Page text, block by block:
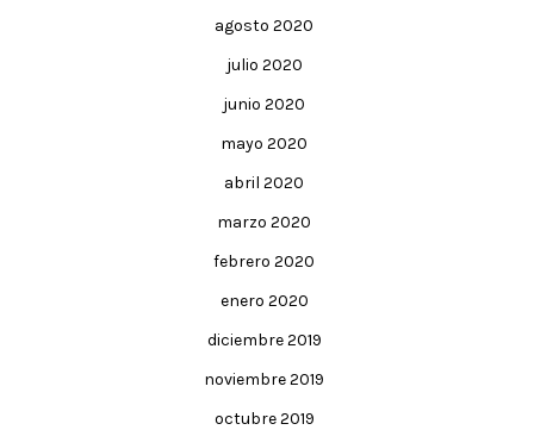
agosto 2020
julio 2020
junio 2020
mayo 2020
abril 2020
marzo 2020
febrero 2020
enero 2020
diciembre 2019
noviembre 2019
octubre 2019